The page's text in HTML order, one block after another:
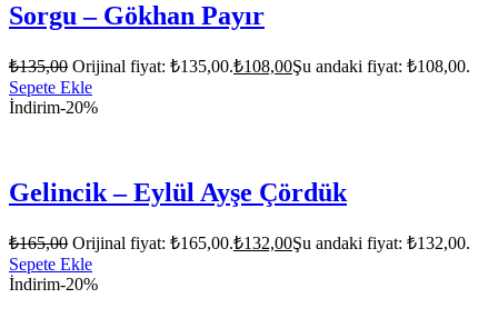
Sorgu – Gökhan Payır
₺135,00 Orijinal fiyat: ₺135,00.₺108,00Şu andaki fiyat: ₺108,00.
Sepete Ekle
İndirim-20%
Gelincik – Eylül Ayşe Çördük
₺165,00 Orijinal fiyat: ₺165,00.₺132,00Şu andaki fiyat: ₺132,00.
Sepete Ekle
İndirim-20%